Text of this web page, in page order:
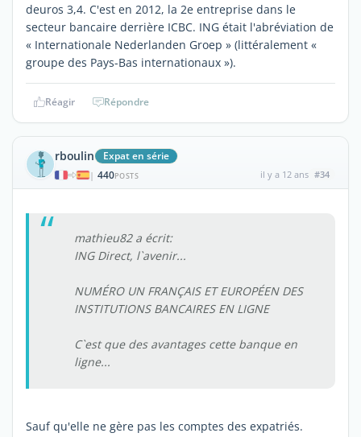
deuros 3,4. C'est en 2012, la 2e entreprise dans le
secteur bancaire derrière ICBC. ING était l'abréviation de
« Internationale Nederlanden Groep » (littéralement «
groupe des Pays-Bas internationaux »).
Réagir Répondre
rboulin Expat en série
| 440POSTS il y a 12 ans #34
mathieu82 a écrit:
ING Direct, l`avenir...
NUMÉRO UN FRANÇAIS ET EUROPÉEN DES
INSTITUTIONS BANCAIRES EN LIGNE
C`est que des avantages cette banque en
ligne...
Sauf qu'elle ne gère pas les comptes des expatriés.